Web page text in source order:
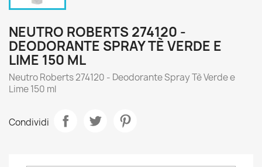
NEUTRO ROBERTS 274120 -
DEODORANTE SPRAY TÈ VERDE E
LIME 150 ML
Neutro Roberts 274120 - Deodorante Spray Tè Verde e
Lime 150 ml
Condividi